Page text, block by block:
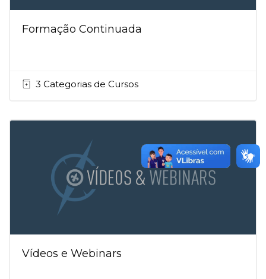
Formação Continuada
3 Categorias de Cursos
Vídeos e Webinars